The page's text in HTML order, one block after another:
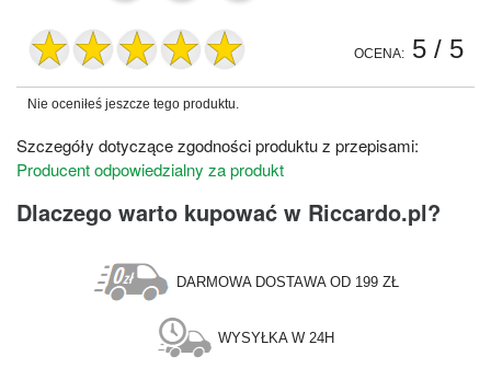
OCENA: 5 / 5
Nie oceniłeś jeszcze tego produktu.
Szczegóły dotyczące zgodności produktu z przepisami:
Producent odpowiedzialny za produkt
Dlaczego warto kupować w Riccardo.pl?
DARMOWA DOSTAWA OD 199 ZŁ
WYSYŁKA W 24H